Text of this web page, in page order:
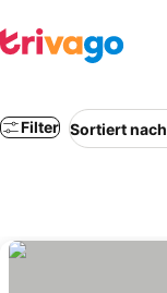
Filter Sortiert nach